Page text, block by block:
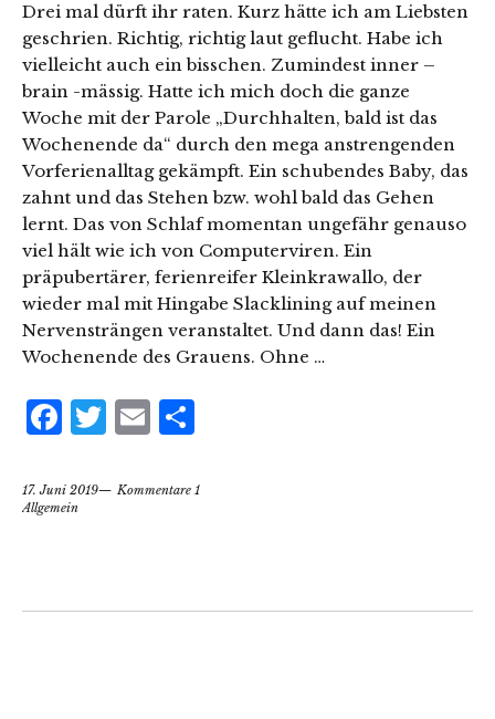
Drei mal dürft ihr raten. Kurz hätte ich am Liebsten
geschrien. Richtig, richtig laut geflucht. Habe ich
vielleicht auch ein bisschen. Zumindest inner –
brain -mässig. Hatte ich mich doch die ganze
Woche mit der Parole „Durchhalten, bald ist das
Wochenende da“ durch den mega anstrengenden
Vorferienalltag gekämpft. Ein schubendes Baby, das
zahnt und das Stehen bzw. wohl bald das Gehen
lernt. Das von Schlaf momentan ungefähr genauso
viel hält wie ich von Computerviren. Ein
präpubertärer, ferienreifer Kleinkrawallo, der
wieder mal mit Hingabe Slacklining auf meinen
Nervensträngen veranstaltet. Und dann das! Ein
Wochenende des Grauens. Ohne …
Facebook
Twitter
Email
17. Juni 2019
Kommentare 1
Allgemein